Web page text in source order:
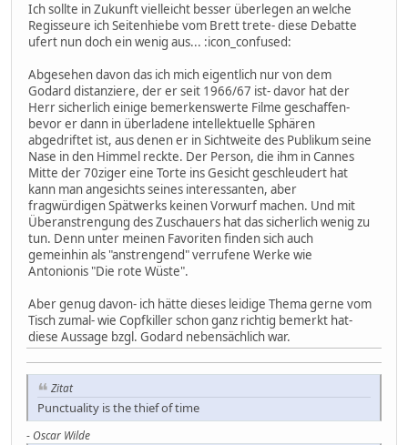
Ich sollte in Zukunft vielleicht besser überlegen an welche
Regisseure ich Seitenhiebe vom Brett trete- diese Debatte
ufert nun doch ein wenig aus... :icon_confused:
Abgesehen davon das ich mich eigentlich nur von dem
Godard distanziere, der er seit 1966/67 ist- davor hat der
Herr sicherlich einige bemerkenswerte Filme geschaffen-
bevor er dann in überladene intellektuelle Sphären
abgedriftet ist, aus denen er in Sichtweite des Publikum seine
Nase in den Himmel reckte. Der Person, die ihm in Cannes
Mitte der 70ziger eine Torte ins Gesicht geschleudert hat
kann man angesichts seines interessanten, aber
fragwürdigen Spätwerks keinen Vorwurf machen. Und mit
Überanstrengung des Zuschauers hat das sicherlich wenig zu
tun. Denn unter meinen Favoriten finden sich auch
gemeinhin als "anstrengend" verrufene Werke wie
Antonionis "Die rote Wüste".
Aber genug davon- ich hätte dieses leidige Thema gerne vom
Tisch zumal- wie Copfkiller schon ganz richtig bemerkt hat-
diese Aussage bzgl. Godard nebensächlich war.
Zitat
Punctuality is the thief of time
- Oscar Wilde